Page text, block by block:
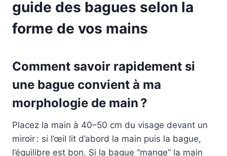
guide des bagues selon la
forme de vos mains
Comment savoir rapidement si
une bague convient à ma
morphologie de main ?
Placez la main à 40–50 cm du visage devant un
miroir : si l’œil lit d’abord la main puis la bague,
l’équilibre est bon. Si la bague “mange” la main